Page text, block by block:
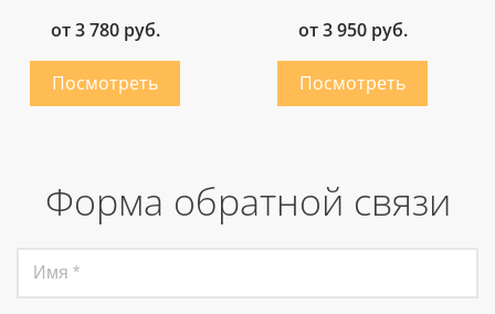
от 3 780 руб. от 3 950 руб.
Форма обратной связи